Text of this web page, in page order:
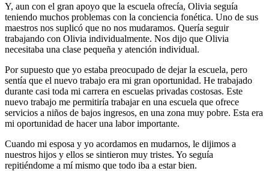
Y, aun con el gran apoyo que la escuela ofrecía, Olivia seguía
teniendo muchos problemas con la conciencia fonética. Uno de sus
maestros nos suplicó que no nos mudaramos. Quería seguir
trabajando con Olivia individualmente. Nos dijo que Olivia
necesitaba una clase pequeña y atención individual.
Por supuesto que yo estaba preocupado de dejar la escuela, pero
sentía que el nuevo trabajo era mi gran oportunidad. He trabajado
durante casi toda mi carrera en escuelas privadas costosas. Este
nuevo trabajo me permitiría trabajar en una escuela que ofrece
servicios a niños de bajos ingresos, en una zona muy pobre. Esta era
mi oportunidad de hacer una labor importante.
Cuando mi esposa y yo acordamos en mudarnos, le dijimos a
nuestros hijos y ellos se sintieron muy tristes. Yo seguía
repitiéndome a mí mismo que todo iba a estar bien.